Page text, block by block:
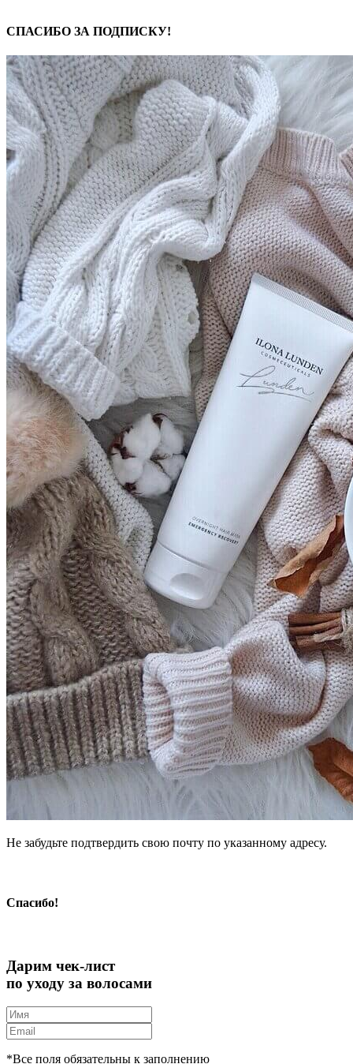
СПАСИБО ЗА ПОДПИСКУ!
Не забудьте подтвердить свою почту по указанному адресу.
Спасибо!
Дарим чек-лист
по уходу за волосами
*Все поля обязательны к заполнению